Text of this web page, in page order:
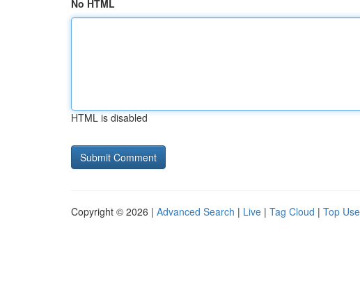
No HTML
HTML is disabled
Copyright © 2026 | Advanced Search | Live | Tag Cloud | Top